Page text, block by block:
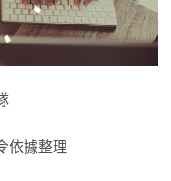
依據整理